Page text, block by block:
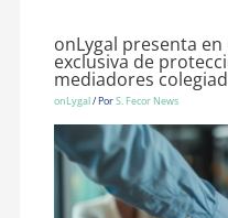
onLygal presenta en
exclusiva de
mediadores
onLygal/ PorS. Fecor News